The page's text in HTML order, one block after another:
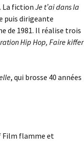
La fiction Je t’ai dans la
puis dirigeante
de 1981. Il réalise trois
Hip Hop, Faire kiffer
, qui brosse 40 années
Film flamme et